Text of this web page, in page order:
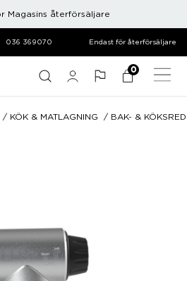
Magasins återförsäljare
036 369070 Endast för återförsäljare
0
KÖK & MATLAGNING BAK- &